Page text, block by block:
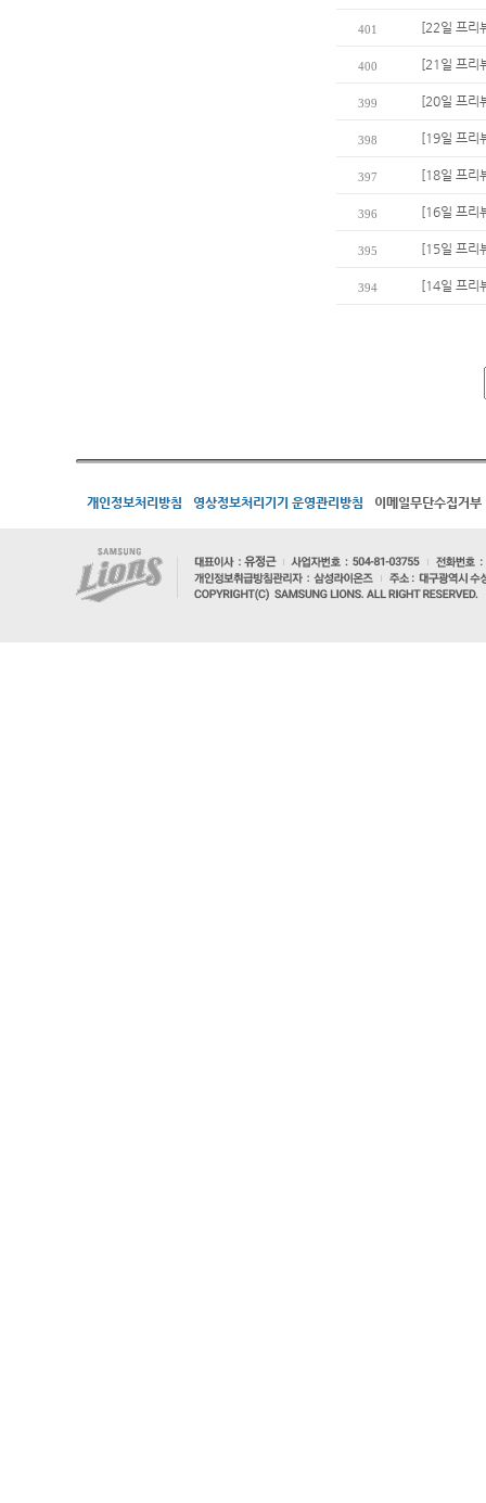
401 [22일 프리
400 [21일 프리
399 [20일 프리
398 [19일 프리
397 [18일 프리
396 [16일 프리
395 [15일 프리
394 [14일 프리
개인정보처리방침 영상정보처리기기 운영관리방침 이메일무단수집거부